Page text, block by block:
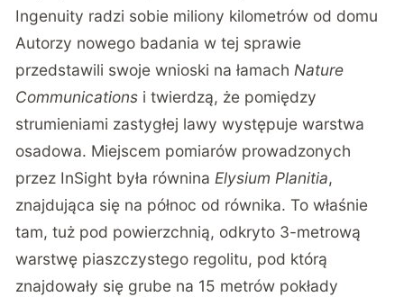
Ingenuity radzi sobie miliony kilometrów od domu
Autorzy nowego badania w tej sprawie
przedstawili swoje wnioski na łamach Nature
Communications i twierdzą, że pomiędzy
strumieniami zastygłej lawy występuje warstwa
osadowa. Miejscem pomiarów prowadzonych
przez InSight była równina Elysium Planitia,
znajdująca się na północ od równika. To właśnie
tam, tuż pod powierzchnią, odkryto 3-metrową
warstwę piaszczystego regolitu, pod którą
znajdowały się grube na 15 metrów pokłady